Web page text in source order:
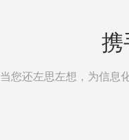
携
当您还左思左想，为信息